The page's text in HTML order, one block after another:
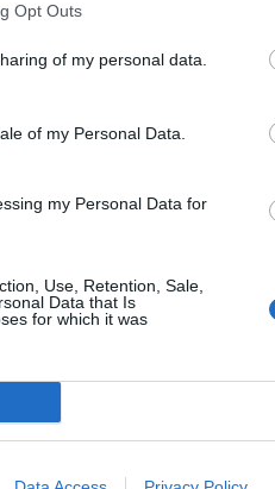
Opt Outs
of my personal data.
of my Personal Data.
my Personal Data for
Use, Retention, Sale,
Data that Is
for which it was
Ministerstwo pracuje
w kalendarzu świąt
i Dziedzictwa Narodowego
formalny charakter rocznicy